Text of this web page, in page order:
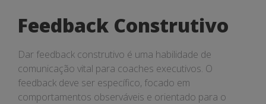
Feedback Construtivo
Dar feedback construtivo é uma habilidade de
comunicação vital para coaches executivos. O
feedback deve ser específico, focado em
comportamentos observáveis e orientado para o